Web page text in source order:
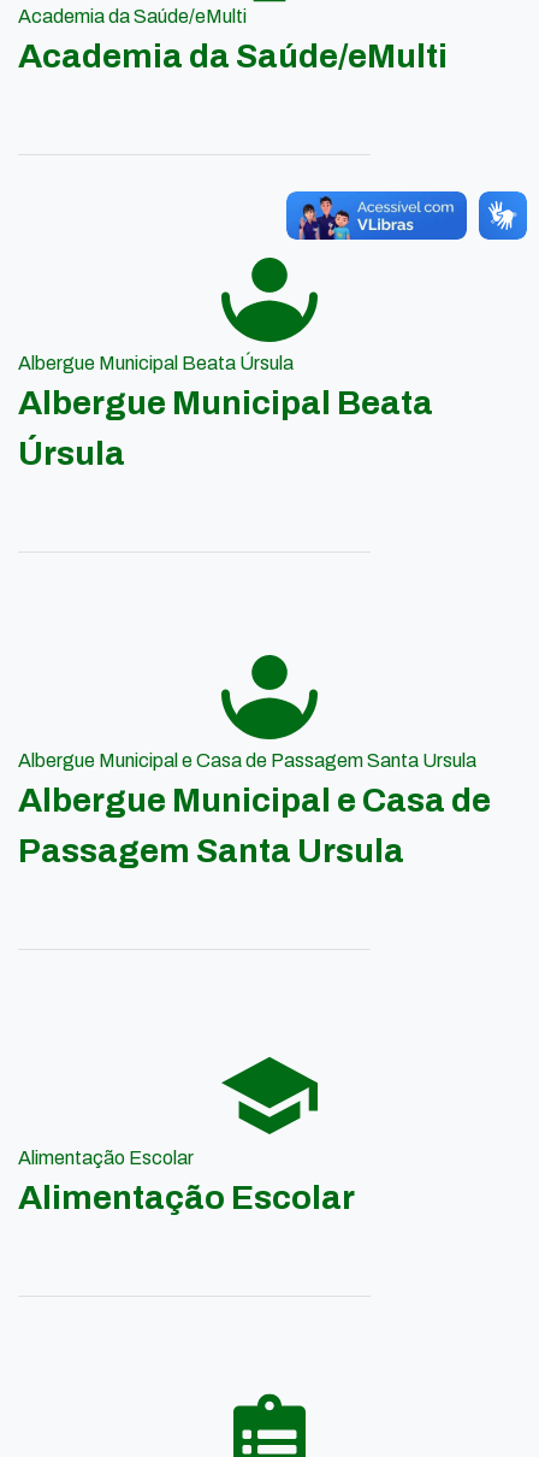
Academia da Saúde/eMulti
Academia da Saúde/eMulti
Albergue Municipal Beata Úrsula
Albergue Municipal Beata
Úrsula
Albergue Municipal e Casa de Passagem Santa Ursula
Albergue Municipal e Casa de
Passagem Santa Ursula
Alimentação Escolar
Alimentação Escolar